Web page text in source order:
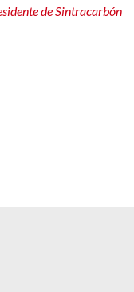
de Sintracarbón